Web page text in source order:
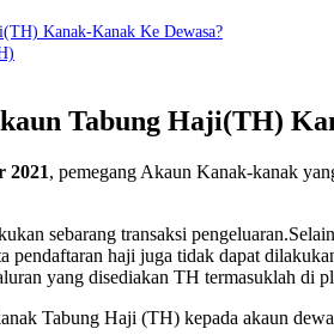
Kanak-Kanak Ke Dewasa?
Tabung Haji(TH)
2021, pemegang Akaun Kanak-kanak
sebarang transaksi
pendaftaran haji juga tidak dapat
yang disediakan TH termasuklah di
Tabung Haji (TH) kepada akaun